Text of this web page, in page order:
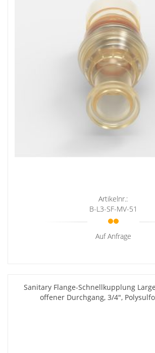
Artikelnr.:
B-L3-SF-MV-51
Auf Anfrage
Sanitary Flange-Schnellkupplung
offener Durchgang, 3/4",